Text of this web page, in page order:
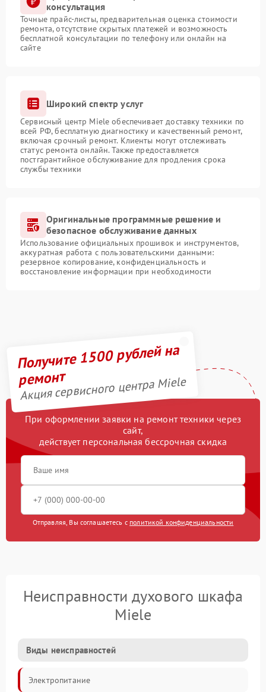
консультация
Точные прайс-листы, предварительная оценка стоимости
ремонта, отсутствие скрытых платежей и возможность
бесплатной консультации по телефону или онлайн на
сайте
Широкий спектр услуг
Сервисный центр Miele обеспечивает доставку техники по
всей РФ, бесплатную диагностику и качественный ремонт,
включая срочный ремонт. Клиенты могут отслеживать
статус ремонта онлайн. Также предоставляется
постгарантийное обслуживание для продления срока
службы техники
Оригинальные программные решение и
безопасное обслуживание данных
Использование официальных прошивок и инструментов,
аккуратная работа с пользовательскими данными:
резервное копирование, конфиденциальность и
восстановление информации при необходимости
Получите 1500 рублей на
ремонт
Акция сервисного центра Miele
При оформлении заявки на ремонт техники через
сайт,
действует персональная бессрочная скидка
Отправляя, Вы соглашаетесь с политикой конфиденциальности
Неисправности духового шкафа
Miele
Виды неисправностей
Электропитание